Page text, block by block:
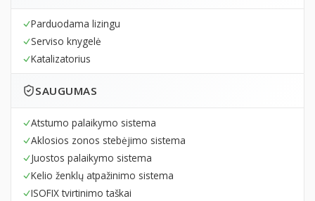
Parduodama lizingu
Serviso knygelė
Katalizatorius
SAUGUMAS
Atstumo palaikymo sistema
Aklosios zonos stebėjimo sistema
Juostos palaikymo sistema
Kelio ženklų atpažinimo sistema
ISOFIX tvirtinimo taškai